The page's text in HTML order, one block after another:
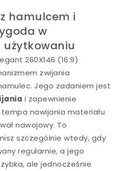
hamulcem i
w
użytkowaniu
260X146 (16:9)
zwijania
Jego zadaniem jest
i zapewnienie
nawijania materiału
nawojowy. To
szczególnie wtedy, gdy
regularnie, a jego
ale jednocześnie